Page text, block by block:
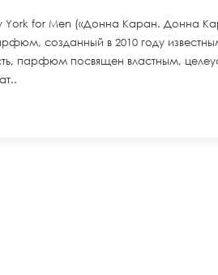
York for Men («Донна Каран. Донна
созданный в 2010 году
парфюм посвящен властным,